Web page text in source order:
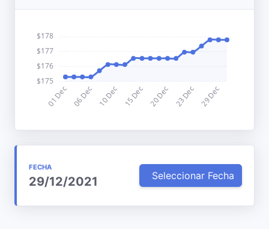
FECHA
29/12/2021 Seleccionar Fecha